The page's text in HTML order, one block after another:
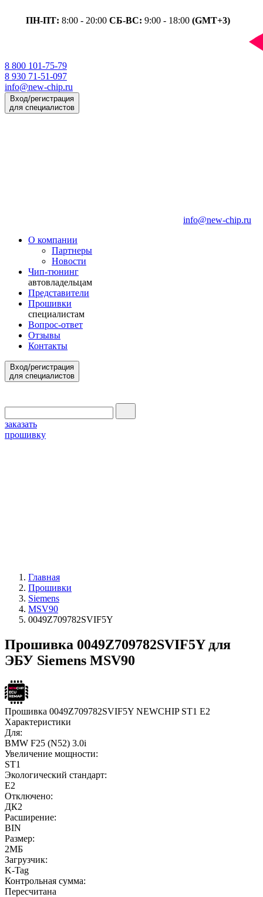
ПН-ПТ: 8:00 - 20:00 СБ-ВС: 9:00 - 18:00 (GMT+3)
8 800 101-75-79
8 930 71-51-097
info@new-chip.ru
Вход/регистрация
для специалистов
info@new-chip.ru
О компании
Партнеры
Новости
Чип-тюнинг
автовладельцам
Представители
Прошивки
специалистам
Вопрос-ответ
Отзывы
Контакты
Вход/регистрация
для специалистов
заказать
прошивку
Главная
Прошивки
Siemens
MSV90
0049Z709782SVIF5Y
Прошивка 0049Z709782SVIF5Y для
ЭБУ Siemens MSV90
Прошивка 0049Z709782SVIF5Y NEWCHIP ST1 E2
Характеристики
Для:
BMW F25 (N52) 3.0i
Увеличение мощности:
ST1
Экологический стандарт:
E2
Отключено:
ДК2
Расширение:
BIN
Размер:
2МБ
Загрузчик:
K-Tag
Контрольная сумма:
Пересчитана